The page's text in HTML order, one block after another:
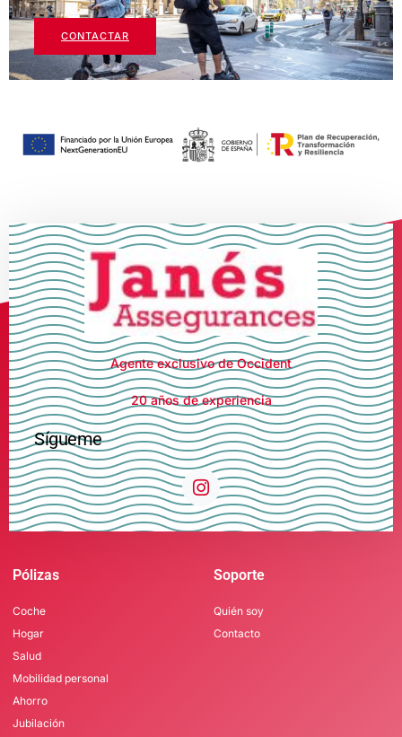
CONTACTAR
Agente exclusivo de Occident
20 años de experiencia
Sígueme
Pólizas
Coche
Hogar
Salud
Mobilidad personal
Ahorro
Jubilación
Soporte
Quién soy
Contacto